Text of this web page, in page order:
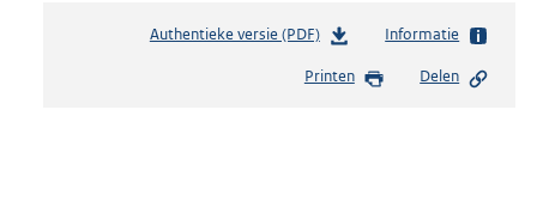
Authentieke versie (PDF)b
s
Informatie
Printen Delen